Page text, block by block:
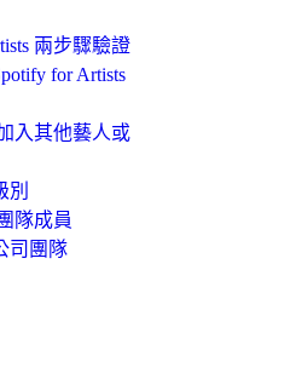
兩步驟驗證
for Artists
入其他藝人或
別
隊成員
司團隊